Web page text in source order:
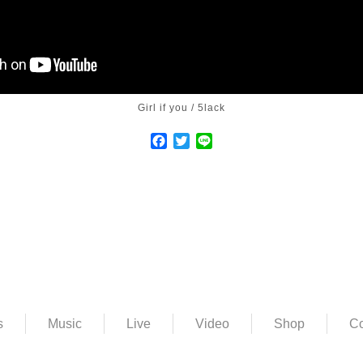
Girl if you / 5lack
Facebook
Twitter
Music Live Video Shop